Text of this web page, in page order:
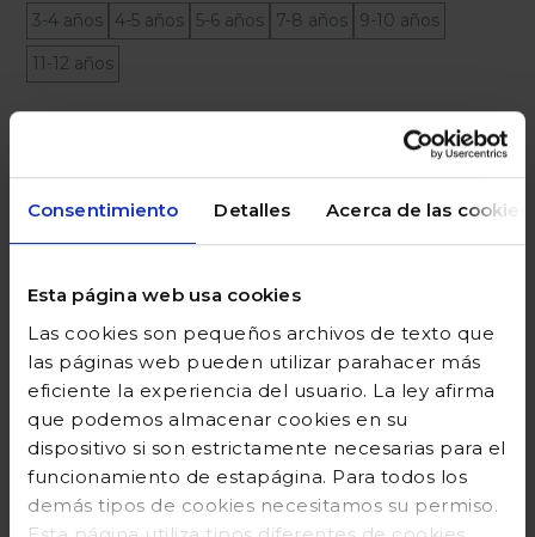
Consentimiento Detalles Acerca de las cookies
Esta página web usa cookies
Las cookies son pequeños archivos de texto que
las páginas web pueden utilizar parahacer más
eficiente la experiencia del usuario. La ley afirma
que podemos almacenar cookies en su
dispositivo si son estrictamente necesarias para el
funcionamiento de estapágina. Para todos los
demás tipos de cookies necesitamos su permiso.
3-4 años 4-5 años 5-6 años 7-8 años
9-10 años
11-12 años
COMPOSICIÓN
GUÍA DE TALLAS
DEVOLUCIONES